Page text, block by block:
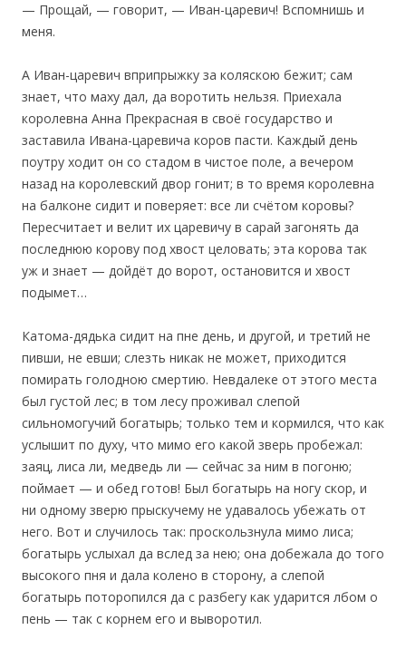
— Прощай, — говорит, — Иван-царевич! Вспомнишь и
меня.
А Иван-царевич вприпрыжку за коляскою бежит; сам
знает, что маху дал, да воротить нельзя. Приехала
королевна Анна Прекрасная в своё государство и
заставила Ивана-царевича коров пасти. Каждый день
поутру ходит он со стадом в чистое поле, а вечером
назад на королевский двор гонит; в то время королевна
на балконе сидит и поверяет: все ли счётом коровы?
Пересчитает и велит их царевичу в сарай загонять да
последнюю корову под хвост целовать; эта корова так
уж и знает — дойдёт до ворот, остановится и хвост
подымет…
‎Катома-дядька сидит на пне день, и другой, и третий не
пивши, не евши; слезть никак не может, приходится
помирать голодною смертию. Невдалеке от этого места
был густой лес; в том лесу проживал слепой
сильномогучий богатырь; только тем и кормился, что как
услышит по духу, что мимо его какой зверь пробежал:
заяц, лиса ли, медведь ли — сейчас за ним в погоню;
поймает — и обед готов! Был богатырь на ногу скор, и
ни одному зверю прыскучему не удавалось убежать от
него. Вот и случилось так: проскользнула мимо лиса;
богатырь услыхал да вслед за нею; она добежала до того
высокого пня и дала колено в сторону, а слепой
богатырь поторопился да с разбегу как ударится лбом о
пень — так с корнем его и выворотил.